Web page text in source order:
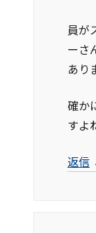
員が
ーさ
あり
確か
すよ
返信